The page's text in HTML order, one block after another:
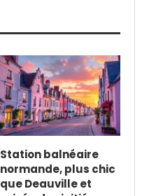
Station balnéaire
normande, plus chic
que Deauville et